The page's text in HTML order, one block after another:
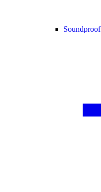
Soundproof